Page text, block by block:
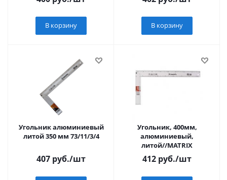
В корзину В корзину
Угольник алюминиевый
литой 350 мм 73/11/3/4
407 руб./шт
Угольник, 400мм,
алюминиевый,
литой//MATRIX
412 руб./шт